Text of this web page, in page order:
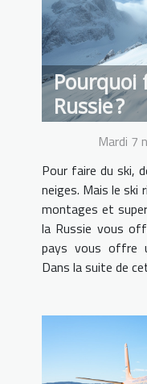
Pourquoi
Russie ?
Mardi 7
Pour faire du ski,
neiges. Mais le ski
montages et
la Russie vous
pays vous offre
Dans la suite de